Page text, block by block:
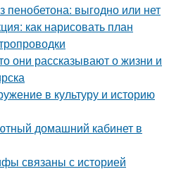
пенобетона: выгодно или нет
как нарисовать план
они рассказывают о жизни и
в культуру и историю
домашний кабинет в
связаны с историей